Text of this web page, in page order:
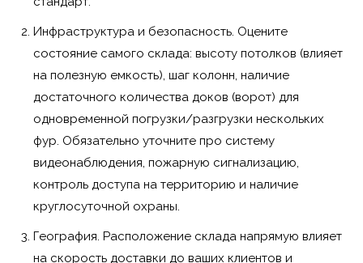
Инфраструктура и безопасность. Оцените
состояние самого склада: высоту потолков (влияет
на полезную емкость), шаг колонн, наличие
достаточного количества доков (ворот) для
одновременной погрузки/разгрузки нескольких
фур. Обязательно уточните про систему
видеонаблюдения, пожарную сигнализацию,
контроль доступа на территорию и наличие
круглосуточной охраны.
География. Расположение склада напрямую влияет
на скорость доставки до ваших клиентов и